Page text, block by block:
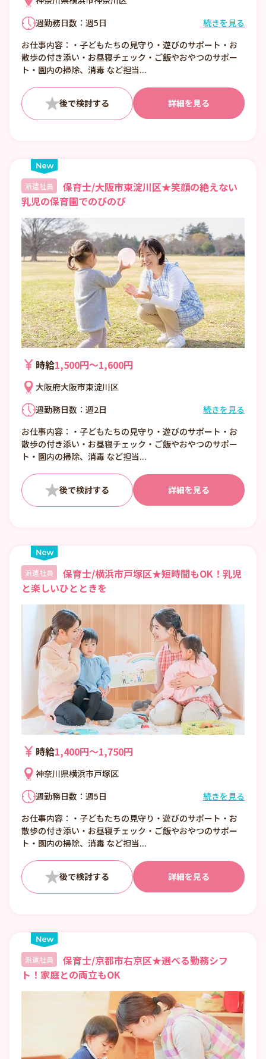
週勤務日数：週5日
②8:00〜17:00 （休憩1:00）
③12:00〜21:00 （休憩1:00）
■日数・曜日・時間帯相談可
■曜日・時間帯は固定可
続きを見る
お仕事内容：・子どもたちの見守り・遊びのサポート・お
散歩の付き添い・お昼寝チェック・ご飯やおやつのサポー
ト・園内の掃除、消毒 など担当...
詳細を見る
派遣社員
保育士/大阪市東淀川区★笑顔の絶えない
乳児の保育園でのびのび
時給1,500円〜1,600円
大阪府大阪市東淀川区
週勤務日数：週2日
②8:00〜17:00 （休憩1:00）
③12:00〜21:00 （休憩1:00）
■日数・曜日・時間帯相談可
■曜日・時間帯は固定可
続きを見る
お仕事内容：・子どもたちの見守り・遊びのサポート・お
散歩の付き添い・お昼寝チェック・ご飯やおやつのサポー
ト・園内の掃除、消毒 など担当...
詳細を見る
派遣社員
保育士/横浜市戸塚区★短時間もOK！乳児
と楽しいひとときを
時給1,400円〜1,750円
神奈川県横浜市戸塚区
週勤務日数：週5日
②8:00〜17:00 （休憩1:00）
③12:00〜21:00 （休憩1:00）
■日数・曜日・時間帯相談可
■曜日・時間帯は固定可
続きを見る
お仕事内容：・子どもたちの見守り・遊びのサポート・お
散歩の付き添い・お昼寝チェック・ご飯やおやつのサポー
ト・園内の掃除、消毒 など担当...
詳細を見る
派遣社員
保育士/京都市右京区★選べる勤務シフ
ト！家庭との両立もOK